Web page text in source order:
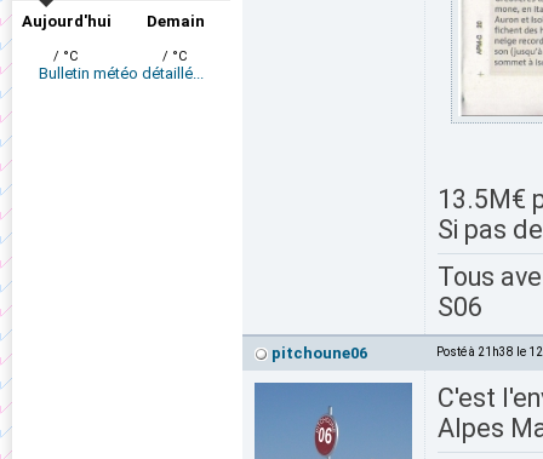
Aujourd'hui
/ °C
Demain
/ °C
Bulletin météo détaillé...
13.5M€
Si pas
Tous
S06
pitchoune06 Posté à 21h38 le
C'est
Alpes